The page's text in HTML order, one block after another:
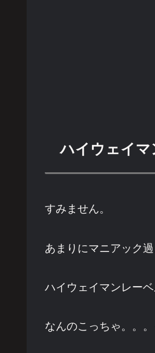
ハイウェイ
すみません。
あまりにマニアック
ハイウェイマンレーベ
なんのこっちゃ。。。